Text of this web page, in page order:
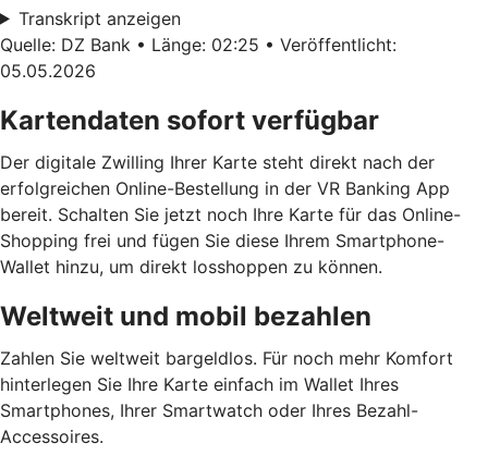
Transkript anzeigen
Quelle: DZ Bank • Länge: 02:25 • Veröffentlicht:
05.05.2026
Kartendaten sofort verfügbar
Der digitale Zwilling Ihrer Karte steht direkt nach der
erfolgreichen Online-Bestellung in der VR Banking App
bereit. Schalten Sie jetzt noch Ihre Karte für das Online-
Shopping frei und fügen Sie diese Ihrem Smartphone-
Wallet hinzu, um direkt losshoppen zu können.
Weltweit und mobil bezahlen
Zahlen Sie weltweit bargeldlos. Für noch mehr Komfort
hinterlegen Sie Ihre Karte einfach im Wallet Ihres
Smartphones, Ihrer Smartwatch oder Ihres Bezahl-
Accessoires.